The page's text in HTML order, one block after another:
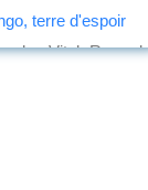
terre d'espoir
Vital- Rocard,